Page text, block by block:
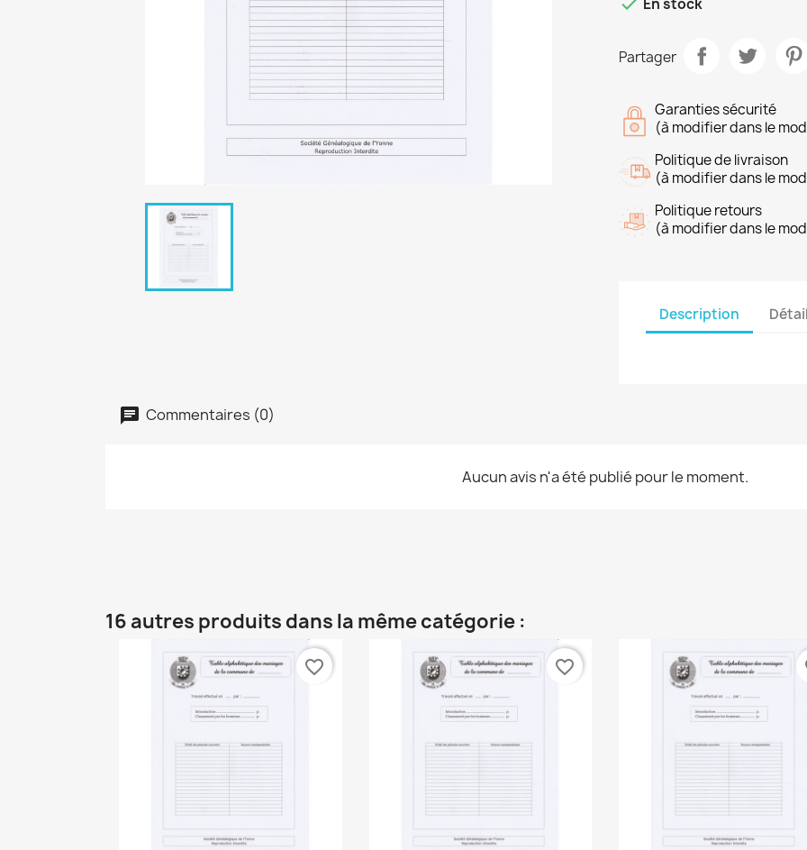
En stock
Partager
Garanties sécurité
(à modifier dans le
Politique de livraison
(à modifier dans le
Politique retours
(à modifier dans le
Description
Commentaires (0)
Aucun avis n'a été publié pour le moment.
16 autres produits dans la même catégorie :
favorite_border favorite_border